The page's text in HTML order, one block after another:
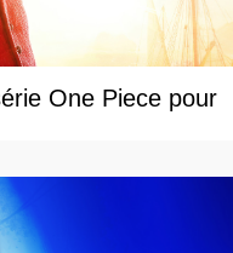
One Piece pour